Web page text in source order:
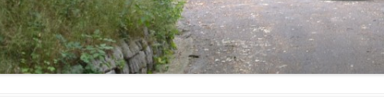
GR5 HÉBERGEMENT